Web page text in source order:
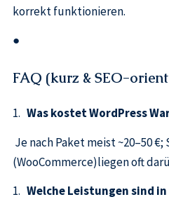
korrekt funktionieren.
●
FAQ (kurz & SEO-
1. Was kostet WordPress
Je nach Paket meist ~20–50 €;
(WooCommerce)liegen oft
1. Welche Leistungen sind